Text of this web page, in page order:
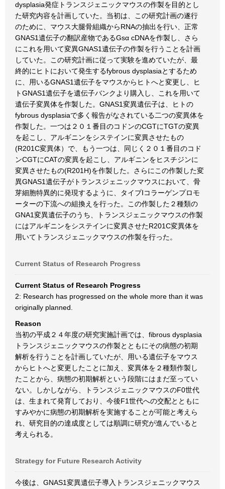
dysplasia発症トランスジェニックマウスの作製を目的とし
た研究内容を計画していた。当初は、この研究計画の遂行
のために、マウス大腿骨組織からRNAの抽出を行い、正常
GNAS1遺伝子の翻訳産物であるGsα cDNAを作製し、さら
にこれを用いて変異GNAS1遺伝子の作製を行うことを計画
していた。この研究計画に従って実験を進めていたが、最
終的にヒトにおいて発生するfybrous dysplasiaとするため
に、用いるGNAS1遺伝子をマウスからヒトへと変更し、ヒ
トGNAS1遺伝子を遺伝子バンクより購入し、これを用いて
遺伝子変異体を作製した。GNAS1変異遺伝子は、ヒトの
fybrous dysplasiaで多く報告がなされている二つの変異体を
作製した。一つは２０１番目のコドンのCGTにTGTの変異
を起こし、アルギニンをシステインに変異させたもの
(R201C変異体）で、もう一つは、同じく２０１番目のコド
ンCGTにCATの変異を起こし、アルギニンをヒスチジンに
変異させたもの(R201H)を作製した。さらにこの作製した変
異GNAS1遺伝子がトランスジェニックマウスにおいて、骨
芽細胞特異的に発現するように、タイプIコラーゲンプロモ
ーターの下流への組換えを行った。この作製した２種類の
GNA1変異遺伝子のうち、トランスジェニックマウスの作製
にはアルギニンをシステインに変異させたR201C変異体を
用いてトランスジェニックマウスの作製を行った。
Current Status of Research Progress
Current Status of Research Progress
2: Research has progressed on the whole more than it was
originally planned.
Reason
当初の平成２４年度の研究実施計画では、fibrous dysplasia
トランスジェニックマウスの作製とともにその病態の初期
解析を行うことを計画していたが、用いる遺伝子をマウス
からヒトへと変更したことに加え、変異体を２種類作製し
たことから、病態の初期解析という段階にはまだ至ってい
ない。しかしながら、トランスジェニックマウスのF0世代
は、生まれて発育しており、今後F1世代への交配とともに
すみやかに病態の初期解析を実施することが可能と考えら
れ、研究目的の達成度としては順調に研究が進んでいると
考えられる。
Strategy for Future Research Activity
今後は、GNAS1変異遺伝子導入トランスジェニックマウス